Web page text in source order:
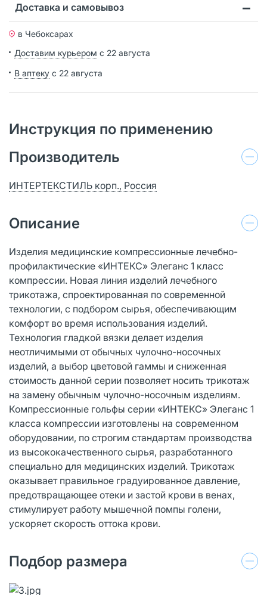
Доставка и самовывоз
в Чебоксарах
Доставим курьером с 22 августа
В аптеку с 22 августа
Инструкция по применению
Производитель
ИНТЕРТЕКСТИЛЬ корп., Россия
Описание
Изделия медицинские компрессионные лечебно-
профилактические «ИНТЕКС» Элеганс 1 класс
компрессии. Новая линия изделий лечебного
трикотажа, спроектированная по современной
технологии, с подбором сырья, обеспечивающим
комфорт во время использования изделий.
Технология гладкой вязки делает изделия
неотличимыми от обычных чулочно-носочных
изделий, а выбор цветовой гаммы и сниженная
стоимость данной серии позволяет носить трикотаж
на замену обычным чулочно-носочным изделиям.
Компрессионные гольфы серии «ИНТЕКС» Элеганс 1
класса компрессии изготовлены на современном
оборудовании, по строгим стандартам производства
из высококачественного сырья, разработанного
специально для медицинских изделий. Трикотаж
оказывает правильное градуированное давление,
предотвращающее отеки и застой крови в венах,
стимулирует работу мышечной помпы голени,
ускоряет скорость оттока крови.
Подбор размера